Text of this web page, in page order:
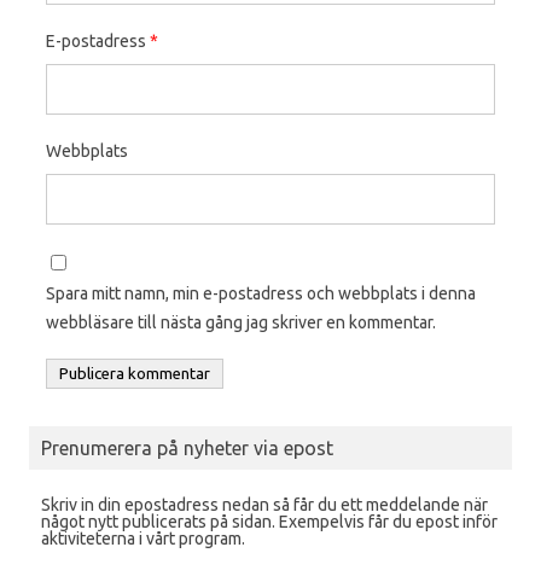
E-postadress *
Webbplats
Spara mitt namn, min e-postadress och webbplats i denna
webbläsare till nästa gång jag skriver en kommentar.
Prenumerera på nyheter via epost
Skriv in din epostadress nedan så får du ett meddelande när
något nytt publicerats på sidan. Exempelvis får du epost inför
aktiviteterna i vårt program.